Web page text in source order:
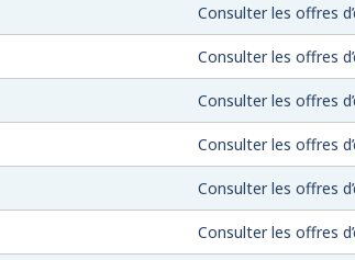
Consulter les offres
Consulter les offres
Consulter les offres
Consulter les offres
Consulter les offres
Consulter les offres